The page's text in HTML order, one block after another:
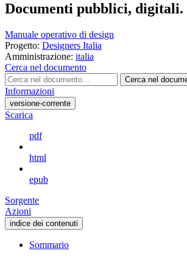
Documenti pubblici, digitali.
Manuale operativo di design
Progetto: Designers Italia
Amministrazione: italia
Cerca nel documento
Cerca nel
Informazioni
versione-corrente
Scarica
pdf
html
epub
Sorgente
Azioni
indice dei contenuti
Sommario